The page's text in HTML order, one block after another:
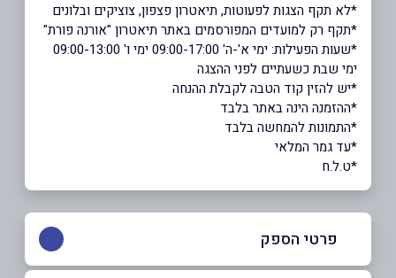
*לא תקף הצגות לפעוטות, תיאטרון פצפון, צוציקים ובלונים
*תקף רק למועדים המפורסמים באתר תיאטרון "אורנה פורת"
*שעות הפעילות: ימי א'-ה' 09:00-17:00 ימי ו' 09:00-13:00
ימי שבת כשעתיים לפני ההצגה
*יש להזין קוד הטבה לקבלת ההנחה
*ההזמנה הינה באתר בלבד
*התמונות להמחשה בלבד
*עד גמר המלאי
*ט.ל.ח
פרטי הספק